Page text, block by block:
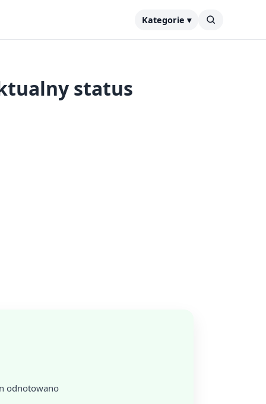
Kategorie ▾
status
odnotowano